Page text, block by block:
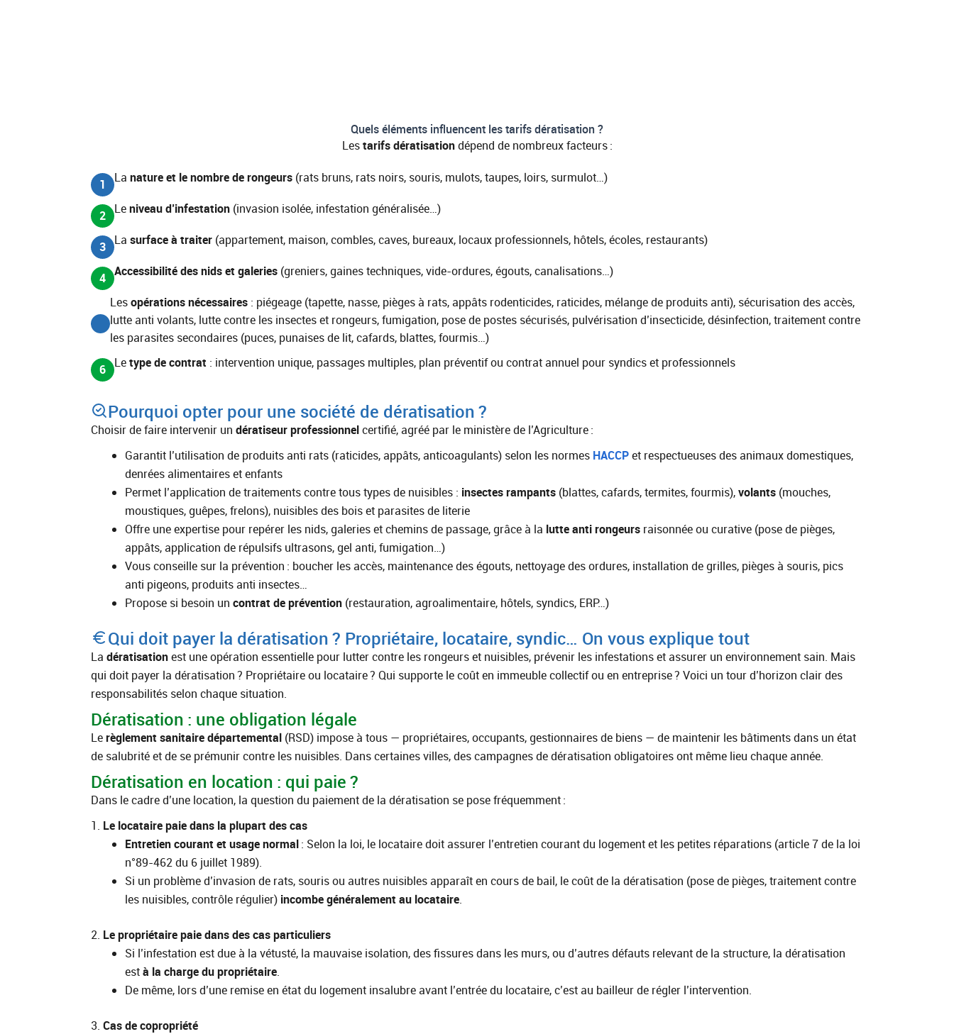
Quels éléments influencent les tarifs dératisation ?
Lestarifs dératisationdépend de nombreux facteurs :
1 La nature et le nombre de rongeurs(rats bruns, rats noirs, souris, mulots, taupes, loirs, surmulot…)
2 Leniveau d’infestation(invasion isolée, infestation généralisée…)
3 La surface à traiter(appartement, maison, combles, caves, bureaux, locaux professionnels, hôtels, écoles, restaurants)
4 Accessibilité des nids et galeries(greniers, gaines techniques, vide-ordures, égouts, canalisations…)
Lesopérations nécessaires : piégeage (tapette, nasse, pièges à rats, appâts rodenticides, raticides, mélange de produits anti), sécurisation des accès,
lutte anti volants, lutte contre les insectes et rongeurs, fumigation, pose de postes sécurisés, pulvérisation d’insecticide, désinfection, traitement contre
les parasites secondaires (puces, punaises de lit, cafards, blattes, fourmis…)
6 Letype de contrat : intervention unique, passages multiples, plan préventif ou contrat annuel pour syndics et professionnels
Pourquoi opter pour une société de dératisation ?
Choisir de faire intervenir un dératiseur professionnelcertifié, agréé par le ministère de l’Agriculture :
Garantit l’utilisation de produits anti rats (raticides, appâts, anticoagulants) selon les normes HACCPet respectueuses des animaux domestiques,
denrées alimentaires et enfants
Permet l’application de traitements contre tous types de nuisibles : insectes rampants(blattes, cafards, termites, fourmis),volants(mouches,
moustiques, guêpes, frelons), nuisibles des bois et parasites de literie
Offre une expertise pour repérer les nids, galeries et chemins de passage, grâce à la lutte anti rongeursraisonnée ou curative (pose de pièges,
appâts, application de répulsifs ultrasons, gel anti, fumigation…)
Vous conseille sur la prévention : boucher les accès, maintenance des égouts, nettoyage des ordures, installation de grilles, pièges à souris, pics
anti pigeons, produits anti insectes…
Propose si besoin un contrat de prévention(restauration, agroalimentaire, hôtels, syndics, ERP…)
Qui doit payer la dératisation ? Propriétaire, locataire, syndic… On vous explique tout
La dératisationest une opération essentielle pour lutter contre les rongeurs et nuisibles, prévenir les infestations et assurer un environnement sain. Mais
qui doit payer la dératisation ? Propriétaire ou locataire ? Qui supporte le coût en immeuble collectif ou en entreprise ? Voici un tour d’horizon clair des
responsabilités selon chaque situation.
Dératisation : une obligation légale
Lerèglement sanitaire départemental(RSD) impose à tous — propriétaires, occupants, gestionnaires de biens — de maintenir les bâtiments dans un état
de salubrité et de se prémunir contre les nuisibles. Dans certaines villes, des campagnes de dératisation obligatoires ont même lieu chaque année.
Dératisation en location : qui paie ?
Dans le cadre d’une location, la question du paiement de la dératisation se pose fréquemment :
1. Le locataire paie dans la plupart des cas
Entretien courant et usage normal: Selon la loi, le locataire doit assurer l’entretien courant du logement et les petites réparations (article 7 de la loi
n°89-462 du 6 juillet 1989).
Si un problème d’invasion de rats, souris ou autres nuisibles apparaît en cours de bail, le coût de la dératisation (pose de pièges, traitement contre
les nuisibles, contrôle régulier) incombe généralement au locataire.
2. Le propriétaire paie dans des cas particuliers
Si l’infestation est due à la vétusté, la mauvaise isolation, des fissures dans les murs, ou d’autres défauts relevant de la structure, la dératisation
està la charge du propriétaire.
De même, lors d’une remise en état du logement insalubre avant l’entrée du locataire, c’est au bailleur de régler l’intervention.
3. Cas de copropriété